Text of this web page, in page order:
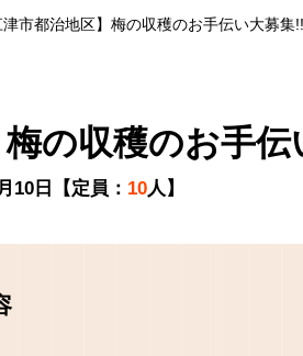
市都治地区】梅の収穫のお手伝い大募集!!
の収穫のお手伝
10日 【定員： 10人】